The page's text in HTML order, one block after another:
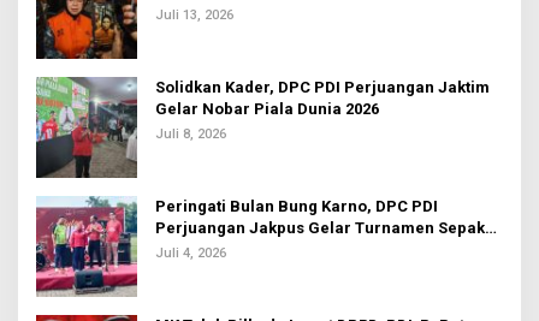
Juli 13, 2026
Solidkan Kader, DPC PDI Perjuangan Jaktim
Gelar Nobar Piala Dunia 2026
Juli 8, 2026
Peringati Bulan Bung Karno, DPC PDI
Perjuangan Jakpus Gelar Turnamen Sepak
Bola U-20
Juli 4, 2026